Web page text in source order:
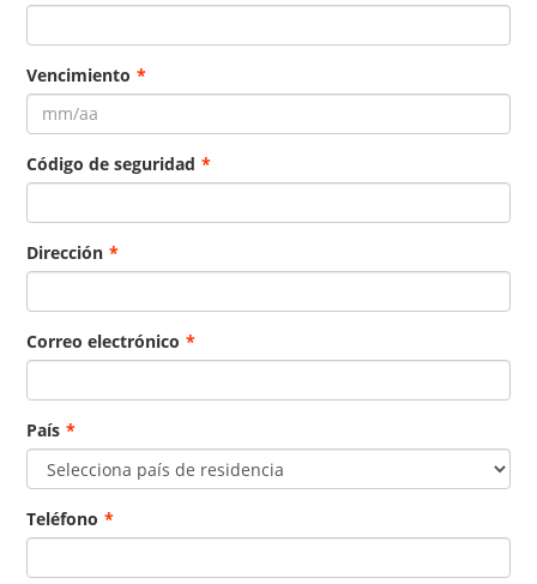
Vencimiento *
Código de seguridad *
Dirección *
Correo electrónico *
País *
Teléfono *